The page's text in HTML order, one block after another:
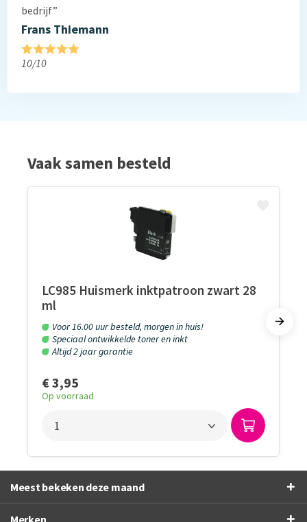
bedrijf”
Frans Thiemann
10/10
Vaak samen besteld
LC985 Huismerk inktpatroon zwart 28
ml
Voor 16.00 uur besteld, morgen in huis!
Speciaal ontwikkelde toner en inkt
Altijd 2 jaar garantie
€ 3,95
Op voorraad
Meest bekeken deze maand
Merken